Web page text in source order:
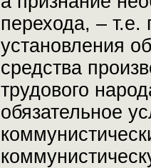
перехода, – т.е.
установления
средства
трудового
обязательное